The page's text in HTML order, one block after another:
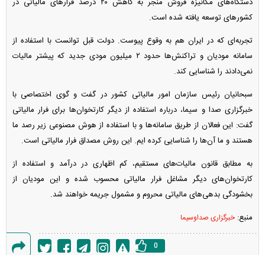
دستگاه‌های مکانیزه فروش منجر به کاهش ۲۰ درصد فرار‌های مالیاتی در
کشور‌های توسعه یافته شده است.
تجربه‌ای که در ایران هم به وقوع پیوست. دولت قبل توانست با استفاده از
سامانه مودیان و تراکنش‌ها حدود ۲ میلیون مودی جدید که پیشتر مالیات
نمی‌دادند را شناسایی کند.
سبحانیان رئیس سازمان امور مالیاتی کشور در گفت و گوی اختصاصی با
خبرگزاری صدا و سیما، درباره استفاده از دیگر کارتخوان‌ها برای فرار مالیاتی
گفت: این فعالان از طریق سامانه‌ها و با استفاده از هوش مصنوعی زیر رصد ما
هستند و ما آن‌ها را شناسایی کرده ایم. این روش مصداق فرار مالیاتی است.
به مطابق قانون مالیات‌های مستقیم، کم اظهاری در درآمد و استفاده از
کارتخوان‌های دیگر مشاغل فرار مالیاتی محسوب شده و این مودیان از
بخشودگی بدهی‌های مالیاتی محروم و مشمول جریمه خواهند شد.
منبع: خبرگزاری صداوسیما
0